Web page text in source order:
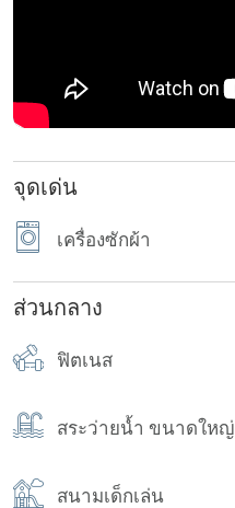
จุดเด่น
เครื่องซักผ้า
ส่วนกลาง
ฟิตเนส
สระว่ายน้ำ ขนาดใหญ่
สนามเด็กเล่น